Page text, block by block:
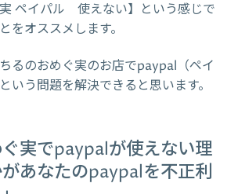
実 ペイパル 使えない】という感じで
をオススメします。
るのおめぐ実のお店でpaypal（ペイ
いう問題を解決できると思います。
実でpaypalが使えない理
あなたのpaypalを不正利